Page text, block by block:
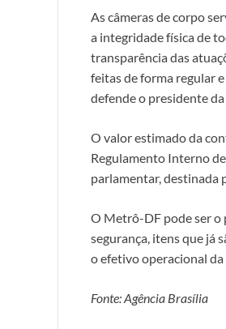
As câmeras de corpo
a integridade física de
transparência das
feitas de forma regular
defende o presidente
O valor estimado da
Regulamento Interno
parlamentar, destinada
O Metrô-DF pode ser o
segurança, itens que já
o efetivo operacional
Fonte: Agência Brasília